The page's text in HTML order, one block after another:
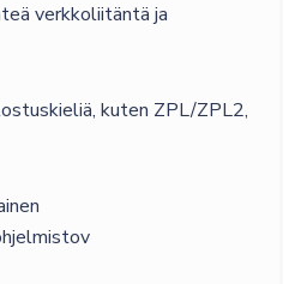
verkkoliitäntä ja
kuten ZPL/ZPL2,